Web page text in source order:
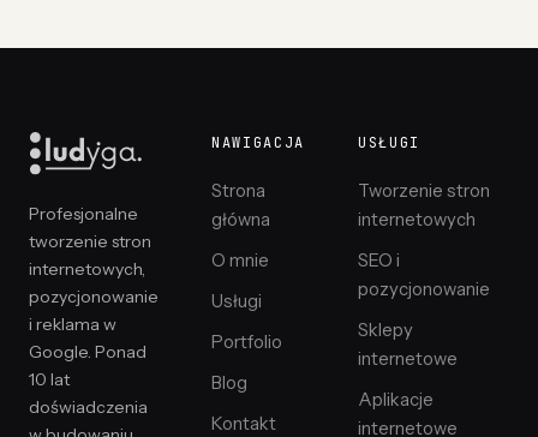
Profesjonalne
tworzenie stron
internetowych,
pozycjonowanie
i reklama w
Google. Ponad
10 lat
doświadczenia
NAWIGACJA
Strona
główna
O mnie
Usługi
Portfolio
Blog
Kontakt
USŁUGI
Tworzenie stron
internetowych
SEO i
pozycjonowanie
Sklepy
internetowe
Aplikacje
internetowe